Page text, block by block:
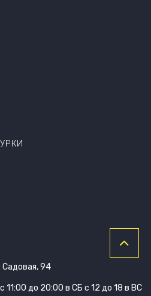
Садовая, 94
11:00 до 20:00 в СБ с 12 до 18 в ВС